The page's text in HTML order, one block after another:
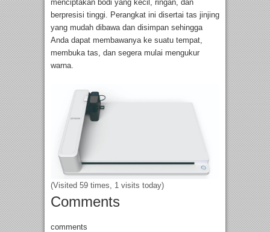
menciptakan bodi yang kecil, ringan, dan
berpresisi tinggi. Perangkat ini disertai tas jinjing
yang mudah dibawa dan disimpan sehingga
Anda dapat membawanya ke suatu tempat,
membuka tas, dan segera mulai mengukur
warna.
(Visited 59 times, 1 visits today)
Comments
comments